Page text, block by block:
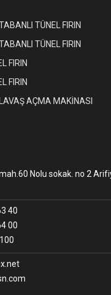
TÜNEL FIRIN
TÜNEL FIRIN
FIRIN
FIRIN
AÇMA MAKİNASI
Nolu sokak. no 2
40
00
Nasıl yardımcı